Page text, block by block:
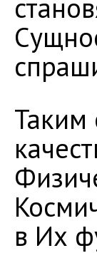
Таким
в Их